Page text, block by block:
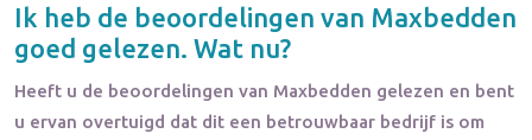
Ik heb de beoordelingen van Maxbedden
goed gelezen. Wat nu?
Heeft u de beoordelingen van Maxbedden gelezen en bent
u ervan overtuigd dat dit een betrouwbaar bedrijf is om